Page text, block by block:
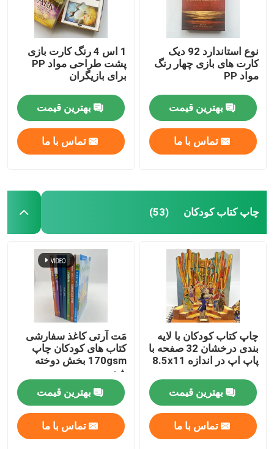
نوع استاندارد 92 دیک
کارت های بازی چهار رنگ
مواد PP
بهترین قیمت
تماس با ما
1 اس 4 رنگ کارت بازی
پشت طراحی مواد PP
برای بازیگران
بهترین قیمت
تماس با ما
چاپ کتاب کودکان (53)
چاپ کتاب کودکان با لایه
بندی درخشان 32 صفحه با
پاپ اپ در اندازه 8.5x11
بهترین قیمت
تماس با ما
مَت آرتی کاغذ سفارشی
کتاب های کودکان چاپ
170gsm بخش دوخته
شده
بهترین قیمت
تماس با ما